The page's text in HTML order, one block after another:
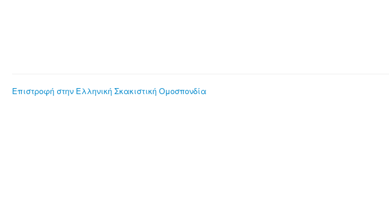
Επιστροφή στην Ελληνική Σκακιστική Ομοσπονδία